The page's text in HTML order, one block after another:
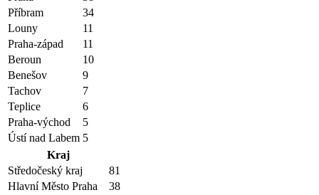
Příbram
34
Louny
11
Praha-západ
11
Beroun
10
Benešov
9
Tachov
7
Teplice
6
Praha-východ
5
Ústí nad Labem 5
Kraj
Středočeský kraj
81
Hlavní Město Praha
38